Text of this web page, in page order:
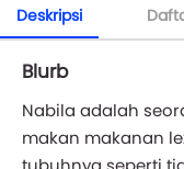
Deskripsi
Blurb
Nabila adalah
makan makanan